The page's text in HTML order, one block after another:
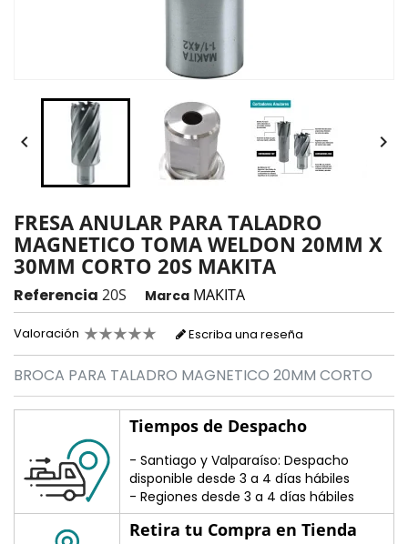
 
FRESA ANULAR PARA TALADRO
MAGNETICO TOMA WELDON 20MM X
30MM CORTO 20S MAKITA
Referencia 20S Marca MAKITA
Valoración Escriba una reseña
BROCA PARA TALADRO MAGNETICO 20MM CORTO
Tiempos de Despacho
- Santiago y Valparaíso: Despacho
disponible desde 3 a 4 días hábiles
- Regiones desde 3 a 4 días hábiles
Retira tu Compra en Tienda